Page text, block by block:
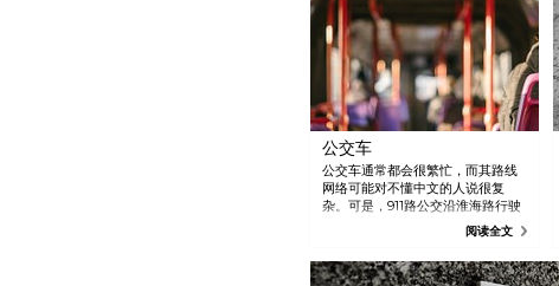
公交车
公交车通常都会很繁忙，而其路线
网络可能对不懂中文的人说很复
杂。可是，911路公交沿淮海路行驶
可以是您方便之选。 如果您想乘搭
公交车，最好准备一些零钱。而硬
币需要放入位于入口处的投币口
中。
阅读全文